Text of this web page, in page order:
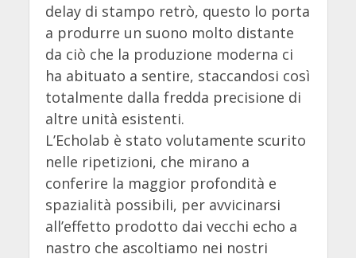
delay di stampo retrò, questo lo porta
a produrre un suono molto distante
da ciò che la produzione moderna ci
ha abituato a sentire, staccandosi così
totalmente dalla fredda precisione di
altre unità esistenti.
L’Echolab è stato volutamente scurito
nelle ripetizioni, che mirano a
conferire la maggior profondità e
spazialità possibili, per avvicinarsi
all’effetto prodotto dai vecchi echo a
nastro che ascoltiamo nei nostri